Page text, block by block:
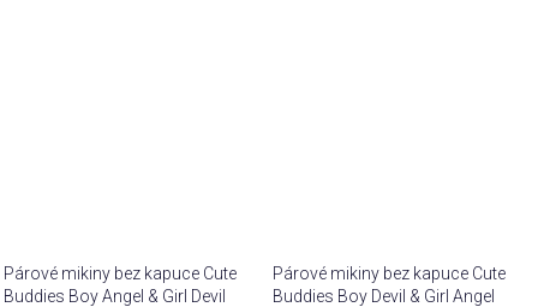
Párové mikiny bez kapuce Cute
Buddies Boy Angel & Girl Devil
Párové mikiny bez kapuce Cute
Buddies Boy Devil & Girl Angel